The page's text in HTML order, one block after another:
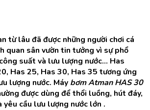
từ lâu đã được những người chơi cá
quan sân vườn tin tưởng vì sự phổ
suất và lưu lượng nước… Has
Has 25, Has 30, Has 35 tương ứng
lượng nước. Máy bơm Atman HAS 30
được dùng để thổi luồng, hút đáy,
yêu cầu lưu lượng nước lớn .